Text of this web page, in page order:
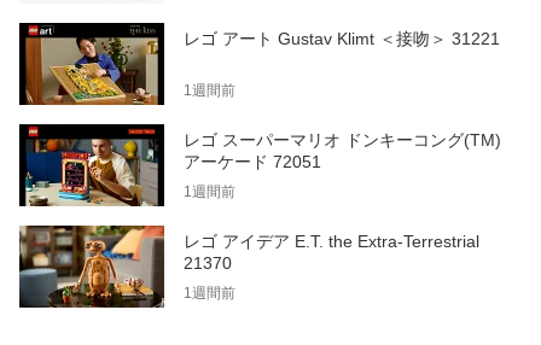
レゴ アート Gustav Klimt ＜接吻＞ 31221
1週間前
レゴ スーパーマリオ ドンキーコング(TM)
アーケード 72051
1週間前
レゴ アイデア E.T. the Extra-Terrestrial
21370
1週間前